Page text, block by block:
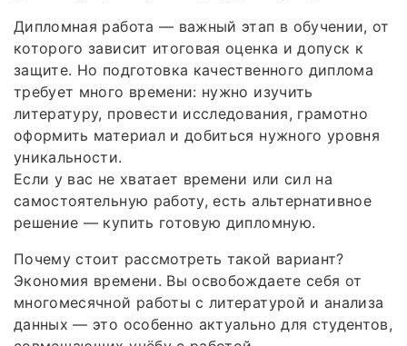
Дипломная работа — важный этап в обучении, от
которого зависит итоговая оценка и допуск к
защите. Но подготовка качественного диплома
требует много времени: нужно изучить
литературу, провести исследования, грамотно
оформить материал и добиться нужного уровня
уникальности.
Если у вас не хватает времени или сил на
самостоятельную работу, есть альтернативное
решение — купить готовую дипломную.
Почему стоит рассмотреть такой вариант?
Экономия времени. Вы освобождаете себя от
многомесячной работы с литературой и анализа
данных — это особенно актуально для студентов,